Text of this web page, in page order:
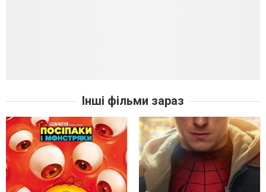
Інші фільми зараз